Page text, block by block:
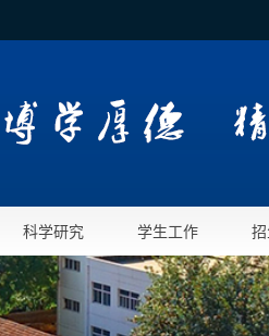
科学研究 学生工作